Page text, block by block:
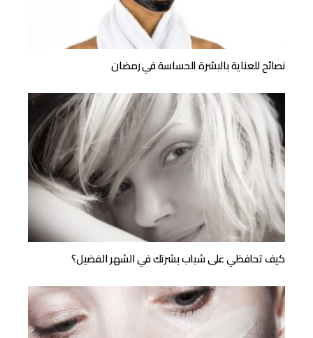
نصائح للعناية بالبشرة الحساسة في رمضان
كيف تحافظي على شباب بشرتك في الشهر الفضيل؟